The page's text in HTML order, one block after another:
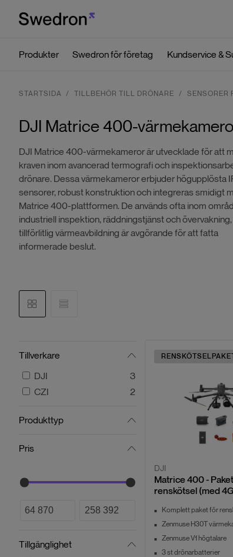
Produkter Swedron för företag Kundservice &
STARTSIDA TILLBEHÖR TILL DRÖNARE SENSORER
DJI Matrice 400-
DJI Matrice 400-värmekameror är utvecklade för att
kraven inom avancerad termografi och
drönare. Dessa värmekameror erbjuder högupplösta
sensorer, robust konstruktion och integreras smidigt
Matrice 400-plattformen. De används ofta inom
industriell inspektion, räddningstjänst och
tillförlitlig värmeavbildning är avgörande för att fatta
informerade beslut.
Tillverkare
DJI
3
CZI
2
Produkttyp
Pris
Tillgänglighet
DJI
Matrice 400 -
renskötsel (med
Komplett paket för
Zenmuse H30T
Zenmuse V1 högtalare
3 st drönarbatterier